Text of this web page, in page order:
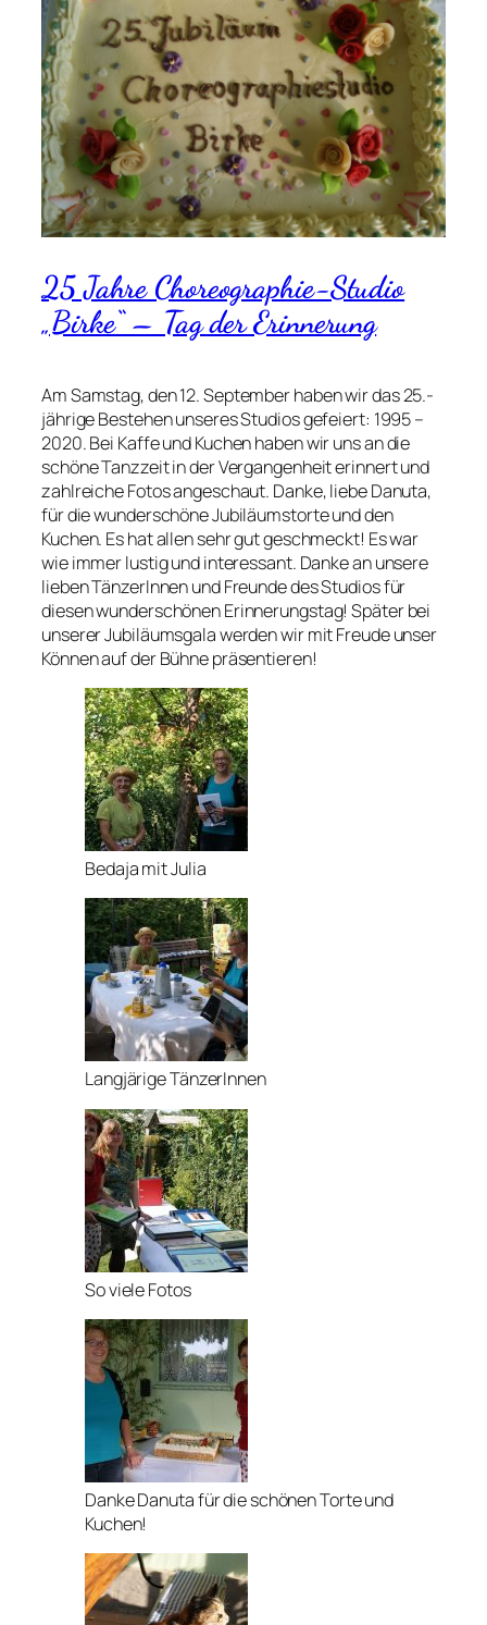
25 Jahre Choreographie-Studio
„Birke“ – Tag der Erinnerung
Am Samstag, den 12. September haben wir das 25.-
jährige Bestehen unseres Studios gefeiert: 1995 –
2020. Bei Kaffe und Kuchen haben wir uns an die
schöne Tanzzeit in der Vergangenheit erinnert und
zahlreiche Fotos angeschaut. Danke, liebe Danuta,
für die wunderschöne Jubiläumstorte und den
Kuchen. Es hat allen sehr gut geschmeckt! Es war
wie immer lustig und interessant. Danke an unsere
lieben TänzerInnen und Freunde des Studios für
diesen wunderschönen Erinnerungstag! Später bei
unserer Jubiläumsgala werden wir mit Freude unser
Können auf der Bühne präsentieren!
Bedaja mit Julia
Langjärige TänzerInnen
So viele Fotos
Danke Danuta für die schönen Torte und
Kuchen!